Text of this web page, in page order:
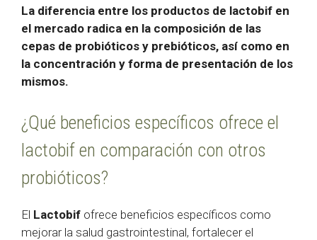
La diferencia entre los productos de lactobif en
el mercado radica en la composición de las
cepas de probióticos y prebióticos, así como en
la concentración y forma de presentación de los
mismos.
¿Qué beneficios específicos ofrece el
lactobif en comparación con otros
probióticos?
El Lactobif ofrece beneficios específicos como
mejorar la salud gastrointestinal, fortalecer el